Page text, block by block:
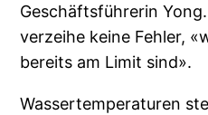
Geschäftsführerin
verzeihe keine Fehler,
bereits am Limit sind».
Wassertemperaturen